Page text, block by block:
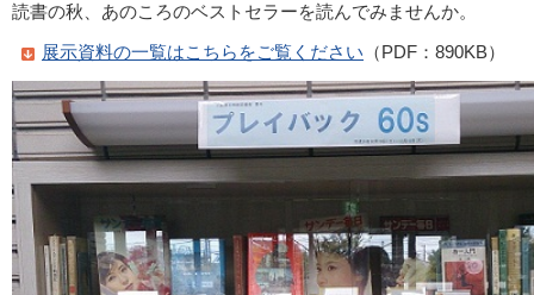
読書の秋、あのころのベストセラーを読んでみませんか。
展示資料の一覧はこちらをご覧ください （PDF：890KB）